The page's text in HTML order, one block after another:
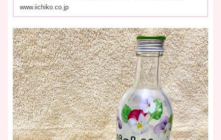
www.iichiko.co.jp